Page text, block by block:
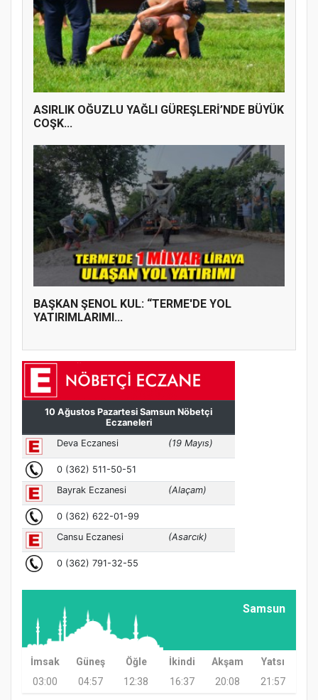
ASIRLIK OĞUZLU YAĞLI GÜREŞLERİ’NDE BÜYÜK
COŞK...
BAŞKAN ŞENOL KUL: “TERME'DE YOL
YATIRIMLARIMI...
Samsun
İmsak Güneş Öğle İkindi Akşam
Yatsı
03:00
04:57 12:38 16:37 20:08 21:57